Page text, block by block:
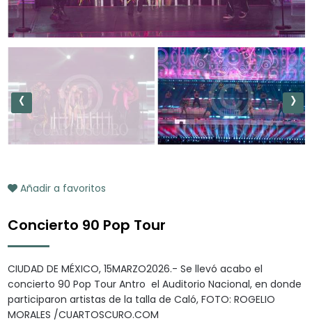
‹ ›
Añadir a favoritos
Concierto 90 Pop Tour
CIUDAD DE MÉXICO, 15MARZO2026.- Se llevó acabo el
concierto 90 Pop Tour Antro el Auditorio Nacional, en donde
participaron artistas de la talla de Caló, FOTO: ROGELIO
MORALES /CUARTOSCURO.COM